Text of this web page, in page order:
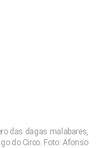
das dagas malabares,
do Circo. Foto: Afonso